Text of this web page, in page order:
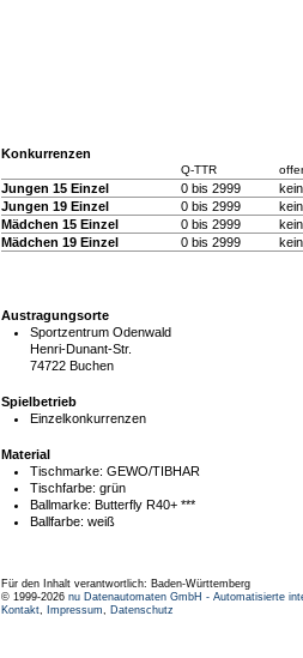
Konkurrenzen
Q-TTR
Jungen 15 Einzel 0 bis 2999
Jungen 19 Einzel
0 bis 2999
Mädchen 15 Einzel
0 bis 2999
Mädchen 19 Einzel
0 bis 2999
Austragungsorte
Sportzentrum Odenwald
Henri-Dunant-Str.
74722 Buchen
Spielbetrieb
Einzelkonkurrenzen
Material
Tischmarke: GEWO/TIBHAR
Tischfarbe: grün
Ballmarke: Butterfly R40+ ***
Ballfarbe: weiß
Für den Inhalt verantwortlich: Baden-Württemberg
© 1999-2026 nu Datenautomaten GmbH - Automatisierte
Kontakt
Impressum Datenschutz